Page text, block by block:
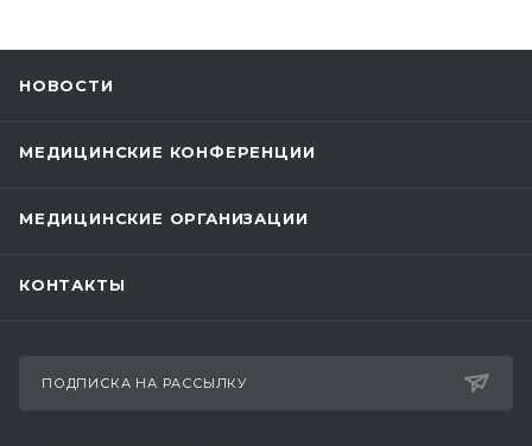
НОВОСТИ
МЕДИЦИНСКИЕ КОНФЕРЕНЦИИ
МЕДИЦИНСКИЕ ОРГАНИЗАЦИИ
КОНТАКТЫ
ПОДПИСКА НА РАССЫЛКУ